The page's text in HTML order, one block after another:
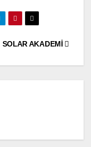
SOLAR AKADEMİ